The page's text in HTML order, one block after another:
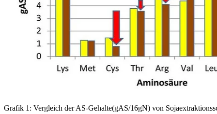
Grafik 1: Vergleich der AS-Gehalte(gAS/16gN) von